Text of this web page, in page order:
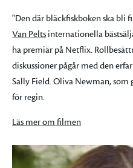
"Den där bläckfiskboken ska bli
Van Pelts internationella
ha premiär på Netflix.
diskussioner pågår med den
Sally Field. Oliva Newman, som
för regin.
Läs mer om filmen